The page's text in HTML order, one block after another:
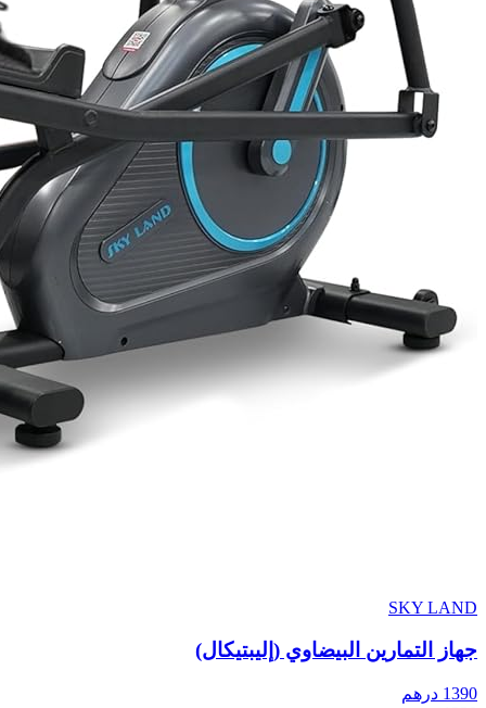
SKY LAND
جهاز التمارين البيضاوي (إليبتيكال)
1390 درهم